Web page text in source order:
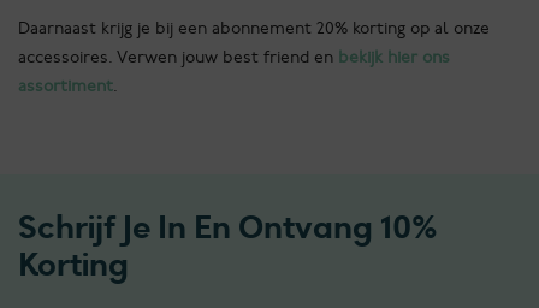
Daarnaast krijg je bij een abonnement 20% korting op al onze
accessoires. Verwen jouw best friend en bekijk hier ons
assortiment.
Schrijf Je In En Ontvang 10%
Korting